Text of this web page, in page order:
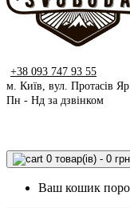
+38 093 747 93 55
м. Київ, вул. Протасів
Пн - Нд за дзвінком
0 товар(ів) - 0
Ваш кошик